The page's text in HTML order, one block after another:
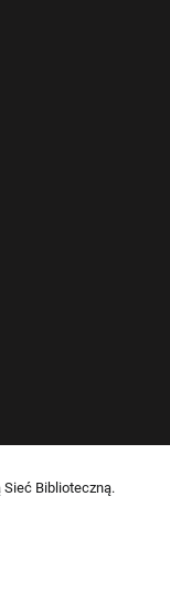
Biblioteczną.